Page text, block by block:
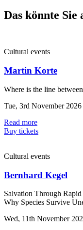
Das könnte Sie
Cultural events
Martin Korte
Where is the line
Tue, 3rd November
Read more
Buy tickets
Cultural events
Bernhard Kegel
Salvation Through
Why Species Survive
Wed, 11th November